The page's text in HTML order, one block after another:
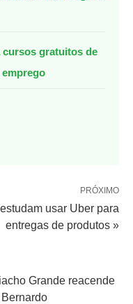
cursos gratuitos de
emprego
PRÓXIMO
usar Uber para
entregas de produtos »
Grande reacende